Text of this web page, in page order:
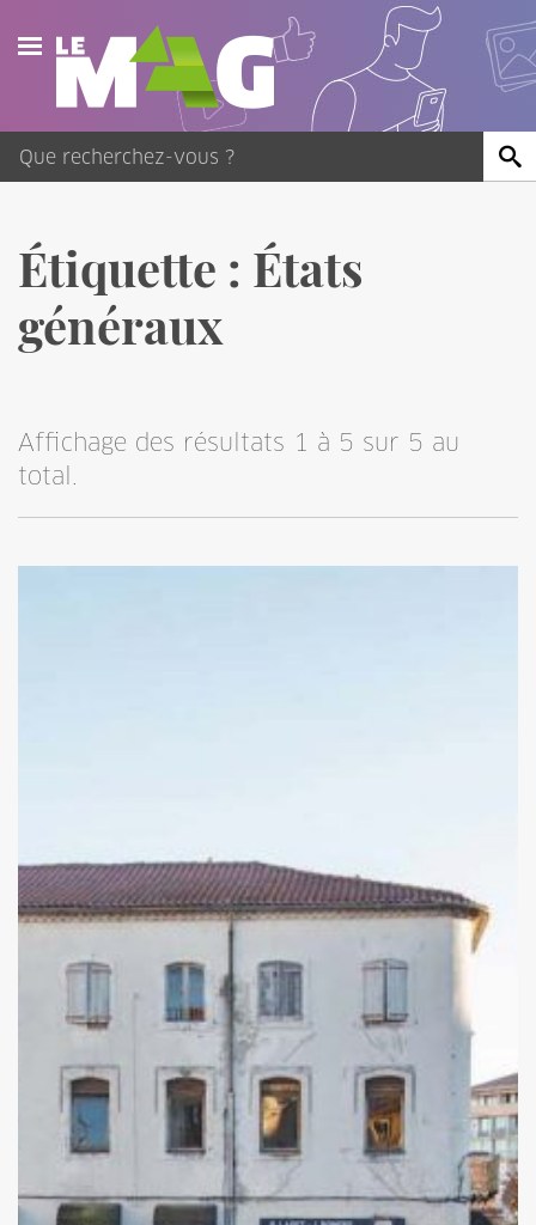
Actualités
Agenda
Vidéos
Contact
Étiquette : États
généraux
Affichage des résultats 1 à 5 sur 5 au
total.